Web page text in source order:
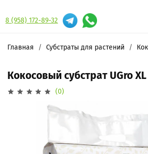
8 (958) 172-89-32
Главная Субстраты для растений
Кокосовый субстрат UGro
(0)